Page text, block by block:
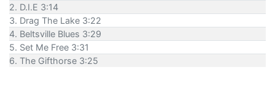
2. D.I.E 3:14
3. Drag The Lake 3:22
4. Beltsville Blues 3:29
5. Set Me Free 3:31
6. The Gifthorse 3:25